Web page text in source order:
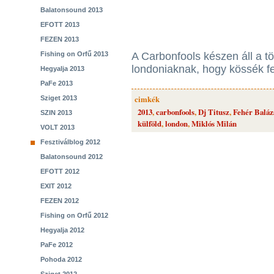
Balatonsound 2013
EFOTT 2013
FEZEN 2013
Fishing on Orfű 2013
Hegyalja 2013
PaFe 2013
Sziget 2013
SZIN 2013
VOLT 2013
Fesztiválblog 2012
Balatonsound 2012
EFOTT 2012
EXIT 2012
FEZEN 2012
Fishing on Orfű 2012
Hegyalja 2012
PaFe 2012
Pohoda 2012
A Carbonfools készen áll a
londoniaknak, hogy kössék
cimkék
2013,carbonfools,Dj Titusz,Fehér
külföld,london,Miklós Milán